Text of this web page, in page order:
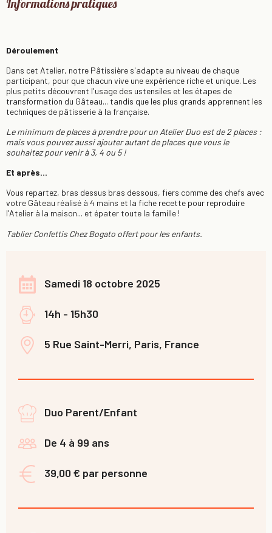
Informations pratiques
Déroulement
Dans cet Atelier, notre Pâtissière s'adapte au niveau de chaque
participant, pour que chacun vive une expérience riche et unique. Les
plus petits découvrent l'usage des ustensiles et les étapes de
transformation du Gâteau... tandis que les plus grands apprennent les
techniques de pâtisserie à la française.
Le minimum de places à prendre pour un Atelier Duo est de 2 places :
mais vous pouvez aussi ajouter autant de places que vous le
souhaitez pour venir à 3, 4 ou 5 !
Et après...
Vous repartez, bras dessus bras dessous, fiers comme des chefs avec
votre Gâteau réalisé à 4 mains et la fiche recette pour reproduire
l'Atelier à la maison... et épater toute la famille !
Tablier Confettis Chez Bogato offert pour les enfants.
Samedi 18 octobre 2025
14h - 15h30
5 Rue Saint-Merri, Paris, France
Duo Parent/Enfant
De 4 à 99 ans
39,00 € par personne